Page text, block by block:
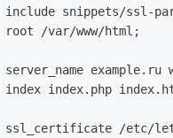
include snippets/ssl-
root /var/www/html
;
server_name example.ru
index index.php
ssl_certificate /etc/